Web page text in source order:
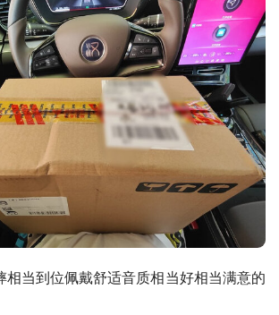
相当到位佩戴舒适音质相当好相当满意的